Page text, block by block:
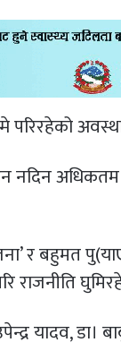
परिरहेको
नदिन अधिकतम
र बहुमत
राजनीति
यादव, डा।